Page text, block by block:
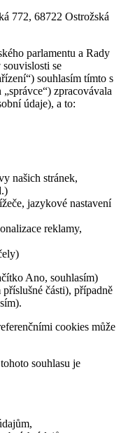
772, 68722 Ostrožská
parlamentu a Rady
se
souhlasím tímto s
zpracovávala
údaje), a to:
našich stránek,
jazykové nastavení
reklamy,
Ano, souhlasím)
části), případně
cookies může
souhlasu je